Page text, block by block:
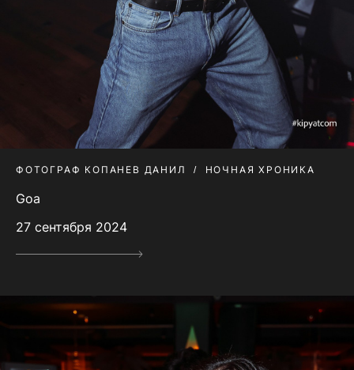
ФОТОГРАФ КОПАНЕВ ДАНИЛ НОЧНАЯ ХРОНИКА
Goa
27 сентября 2024